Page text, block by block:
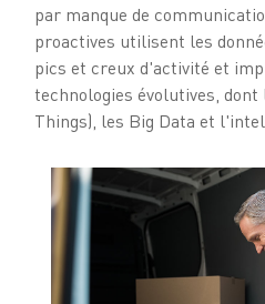
par manque de
proactives utilisent les
pics et creux d'activité et
technologies évolutives,
Things), les Big Data et